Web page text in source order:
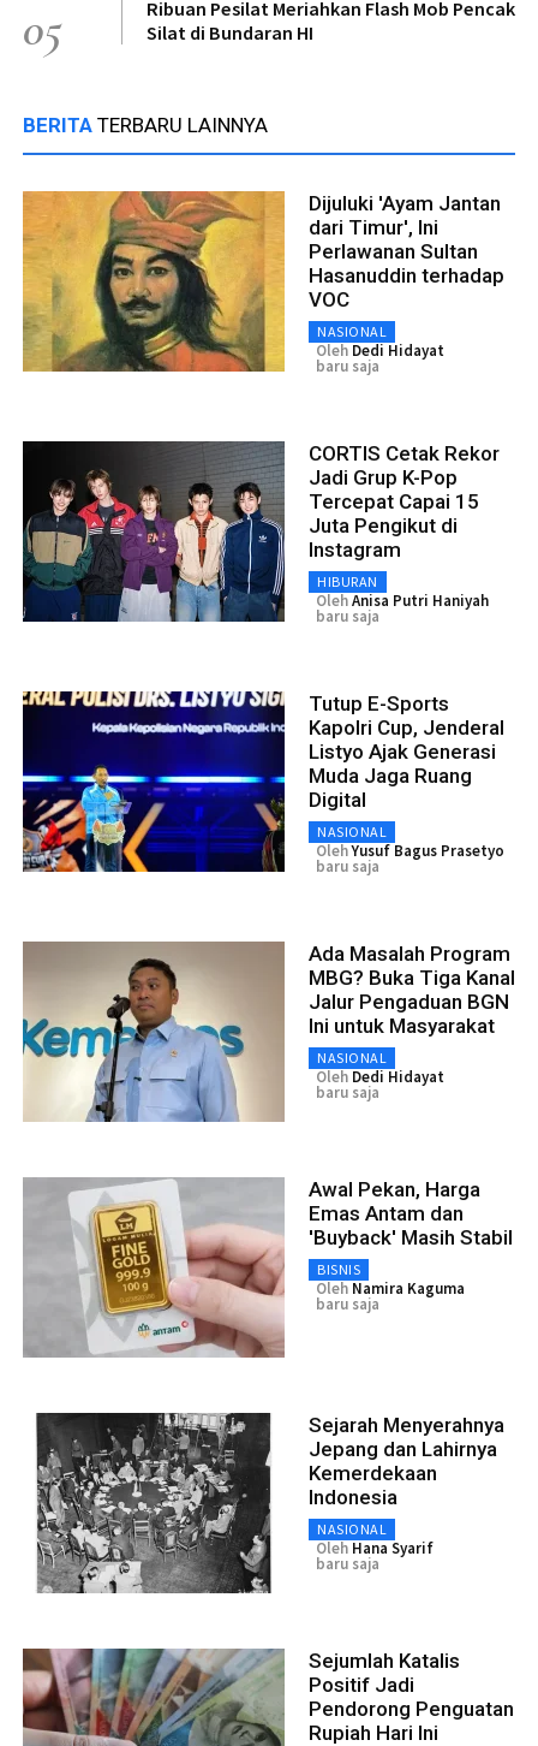
05
Ribuan Pesilat Meriahkan Flash Mob Pencak
Silat di Bundaran HI
BERITA TERBARU LAINNYA
Dijuluki 'Ayam Jantan
dari Timur', Ini
Perlawanan Sultan
Hasanuddin terhadap
VOC
NASIONAL
Oleh Dedi Hidayat
baru saja
CORTIS Cetak Rekor
Jadi Grup K-Pop
Tercepat Capai 15
Juta Pengikut di
Instagram
HIBURAN
OlehAnisa Putri Haniyah
baru saja
Tutup E-Sports
Kapolri Cup, Jenderal
Listyo Ajak Generasi
Muda Jaga Ruang
Digital
NASIONAL
OlehYusuf Bagus Prasetyo
baru saja
Ada Masalah Program
MBG? Buka Tiga Kanal
Jalur Pengaduan BGN
Ini untuk Masyarakat
NASIONAL
Oleh Dedi Hidayat
baru saja
Awal Pekan, Harga
Emas Antam dan
'Buyback' Masih Stabil
BISNIS
Oleh Namira Kaguma
baru saja
Sejarah Menyerahnya
Jepang dan Lahirnya
Kemerdekaan
Indonesia
NASIONAL
Oleh Hana Syarif
baru saja
Sejumlah Katalis
Positif Jadi
Pendorong Penguatan
Rupiah Hari Ini